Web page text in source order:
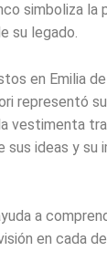
simboliza la
su legado.
en Emilia
representó
vestimenta
sus ideas y su
a
en cada